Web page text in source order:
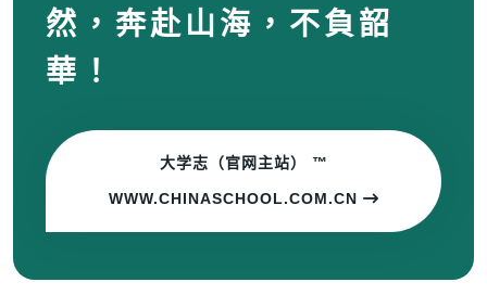
然，奔赴山海，不負韶
華！
大学志（官网主站） ™
WWW.CHINASCHOOL.COM.CN